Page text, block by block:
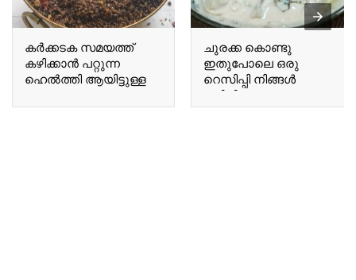
കർക്കടക സമയത്ത്
കഴിക്കാൻ പറ്റുന്ന
ഹെൽത്തി ആയിട്ടുള്ള
suitable for
ചുരക്ക കൊണ്ടു
ഇതുപോലെ ഒരു
റെസിപ്പി നിങ്ങൾ
കഴിച്ചിട്ടുണ്ടോ Have you
ever tried a recipe like